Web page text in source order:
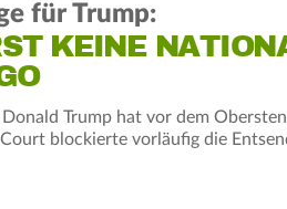
für Trump:
KEINE
Trump hat vor dem
blockierte vorläufig die